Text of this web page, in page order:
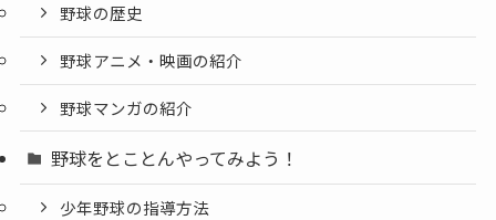
野球の歴史
野球アニメ・映画の紹介
野球マンガの紹介
野球をとことんやってみよう！
少年野球の指導方法